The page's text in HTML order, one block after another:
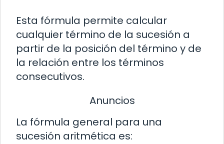
Esta fórmula permite calcular
cualquier término de la sucesión a
partir de la posición del término y de
la relación entre los términos
consecutivos.
Anuncios
La fórmula general para una
sucesión aritmética es: